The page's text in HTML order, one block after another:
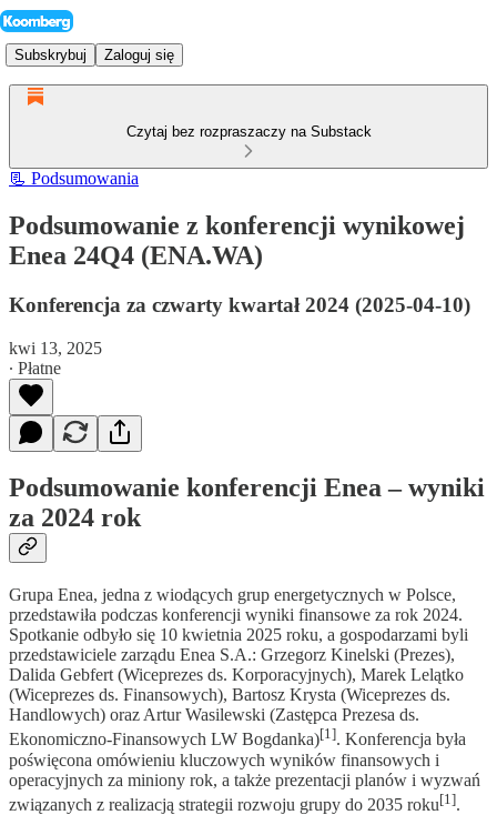
Subskrybuj Zaloguj się
Czytaj bez rozpraszaczy na Substack
📃 Podsumowania
Podsumowanie z konferencji wynikowej
Enea 24Q4 (ENA.WA)
Konferencja za czwarty kwartał 2024 (2025-04-10)
kwi 13, 2025
∙ Płatne
Podsumowanie konferencji Enea – wyniki
za 2024 rok
Grupa Enea, jedna z wiodących grup energetycznych w Polsce,
przedstawiła podczas konferencji wyniki finansowe za rok 2024.
Spotkanie odbyło się 10 kwietnia 2025 roku, a gospodarzami byli
przedstawiciele zarządu Enea S.A.: Grzegorz Kinelski (Prezes),
Dalida Gebfert (Wiceprezes ds. Korporacyjnych), Marek Lelątko
(Wiceprezes ds. Finansowych), Bartosz Krysta (Wiceprezes ds.
Handlowych) oraz Artur Wasilewski (Zastępca Prezesa ds.
Ekonomiczno-Finansowych LW Bogdanka)[1]. Konferencja była
poświęcona omówieniu kluczowych wyników finansowych i
operacyjnych za miniony rok, a także prezentacji planów i wyzwań
związanych z realizacją strategii rozwoju grupy do 2035 roku[1].